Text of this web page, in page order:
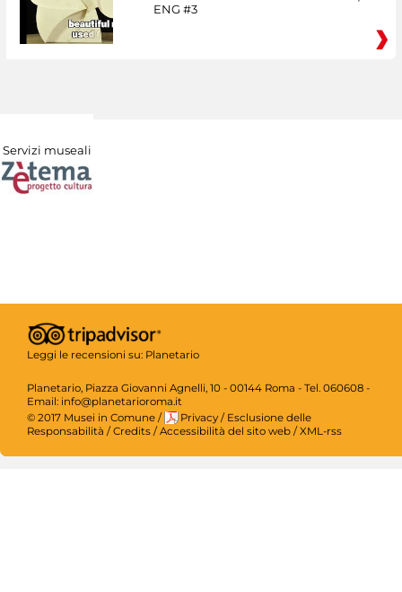
ENG #3
Servizi museali
Leggi le recensioni su: Planetario
Planetario, Piazza Giovanni Agnelli, 10 - 00144 Roma - Tel. 060608 -
Email: info@planetarioroma.it
© 2017 Musei in Comune / Privacy / Esclusione delle
Responsabilità /Credits /Accessibilità del sito web /XML-rss